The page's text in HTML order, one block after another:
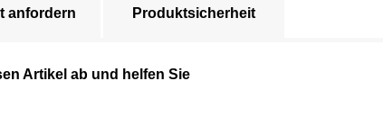
anfordern Produktsicherheit
Artikel ab und helfen Sie